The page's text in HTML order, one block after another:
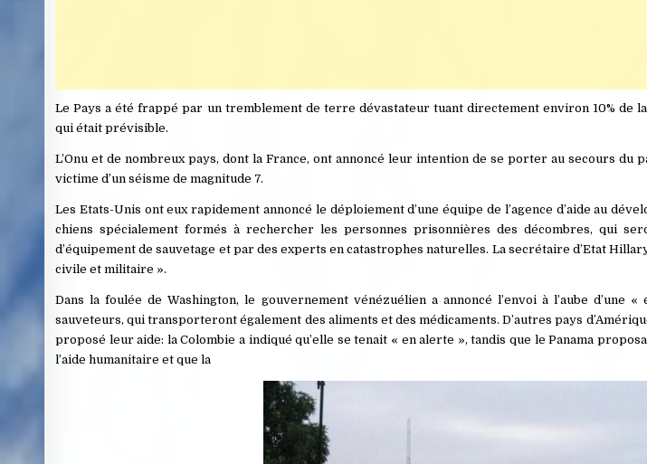
Le Pays a été frappé par un tremblement de terre dévastateur tuant directement environ 10% de
qui était prévisible.
L’Onu et de nombreux pays, dont la France, ont annoncé leur intention de se porter au secours du
victime d’un séisme de magnitude 7.
Les Etats-Unis ont eux rapidement annoncé le déploiement d’une équipe de l’agence d’aide au
chiens spécialement formés à rechercher les personnes prisonnières des décombres, qui
d’équipement de sauvetage et par des experts en catastrophes naturelles. La secrétaire d’Etat
civile et militaire ».
Dans la foulée de Washington, le gouvernement vénézuélien a annoncé l’envoi à l’aube d’une
sauveteurs, qui transporteront également des aliments et des médicaments. D’autres pays
proposé leur aide: la Colombie a indiqué qu’elle se tenait « en alerte », tandis que le Panama
l’aide humanitaire et que la